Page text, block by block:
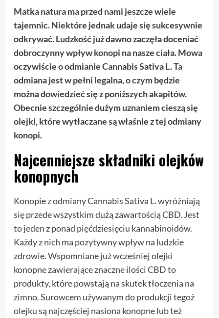
Matka natura ma przed nami jeszcze wiele
tajemnic. Niektóre jednak udaje się sukcesywnie
odkrywać. Ludzkość już dawno zaczęła doceniać
dobroczynny wpływ konopi na nasze ciała. Mowa
oczywiście o odmianie Cannabis Sativa L. Ta
odmiana jest w pełni legalna, o czym będzie
można dowiedzieć się z poniższych akapitów.
Obecnie szczególnie dużym uznaniem cieszą się
olejki, które wytłaczane są właśnie z tej odmiany
konopi.
Najcenniejsze składniki olejków
konopnych
Konopie z odmiany Cannabis Sativa L. wyróżniają
się przede wszystkim dużą zawartością CBD. Jest
to jeden z ponad pięćdziesięciu kannabinoidów.
Każdy z nich ma pozytywny wpływ na ludzkie
zdrowie. Wspomniane już wcześniej olejki
konopne zawierające znaczne ilości CBD to
produkty, które powstają na skutek tłoczenia na
zimno. Surowcem używanym do produkcji tegoż
olejku są najczęściej nasiona konopne lub też